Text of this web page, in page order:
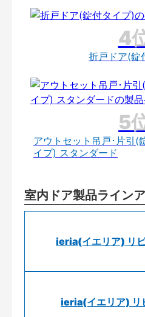
折戸ドア(錠
アウトセット吊戸･片引(
イプ) スタンダード
室内ドア製品ライン
ieria(イエリア) リ
ieria(イエリア) リ